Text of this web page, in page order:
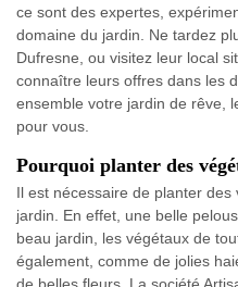
ce sont des expertes,
domaine du jardin. Ne tardez
Dufresne, ou visitez leur local
connaître leurs offres dans les
ensemble votre jardin de rêve,
pour vous.
Pourquoi planter des
Il est nécessaire de planter
jardin. En effet, une belle
beau jardin, les végétaux de
également, comme de jolies